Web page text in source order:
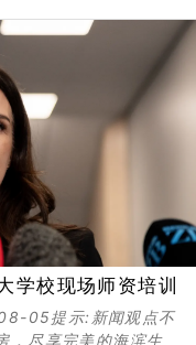
学校现场师资培训
05提示:新闻观点不
，尽享完美的海滨生